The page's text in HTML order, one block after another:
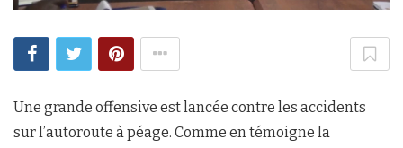
Une grande offensive est lancée contre les accidents
sur l’autoroute à péage. Comme en témoigne la